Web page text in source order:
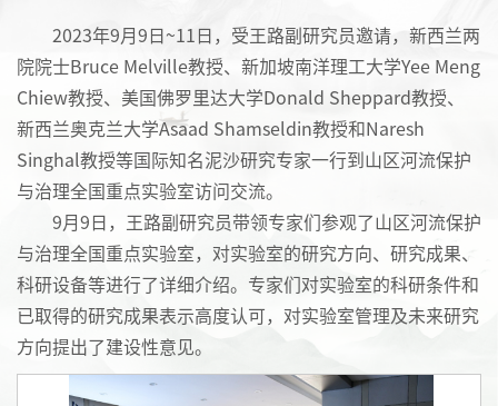
2023年9月9日~11日，受王路副研究员邀请，新西兰两
院院士Bruce Melville教授、新加坡南洋理工大学Yee Meng
Chiew教授、美国佛罗里达大学Donald Sheppard教授、
新西兰奥克兰大学Asaad Shamseldin教授和Naresh
Singhal教授等国际知名泥沙研究专家一行到山区河流保护
与治理全国重点实验室访问交流。
9月9日，王路副研究员带领专家们参观了山区河流保护
与治理全国重点实验室，对实验室的研究方向、研究成果、
科研设备等进行了详细介绍。专家们对实验室的科研条件和
已取得的研究成果表示高度认可，对实验室管理及未来研究
方向提出了建设性意见。